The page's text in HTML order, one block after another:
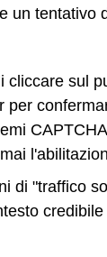
un tentativo
cliccare sul
per
di "traffico